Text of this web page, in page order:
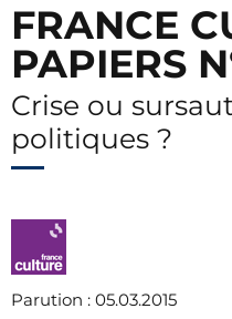
FRANCE
PAPIERS
Crise ou
politiques ?
Parution : 05.03.2015